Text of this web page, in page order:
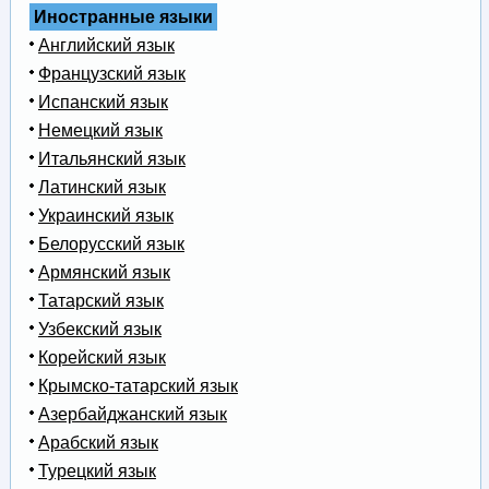
Иностранные языки
Английский язык
Французский язык
Испанский язык
Немецкий язык
Итальянский язык
Латинский язык
Украинский язык
Белорусский язык
Армянский язык
Татарский язык
Узбекский язык
Корейский язык
Крымско-татарский язык
Азербайджанский язык
Арабский язык
Турецкий язык